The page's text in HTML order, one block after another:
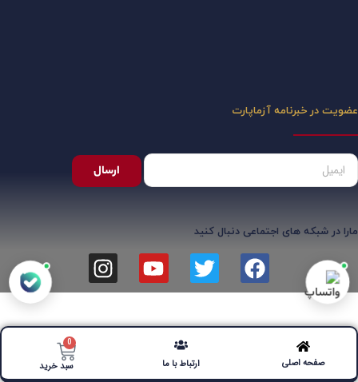
عضویت در خبرنامه آزماپارت
ارسال
مارا در شبکه های اجتماعی دنبال کنید
صفحه اصلی ارتباط با ما
0
سبد خرید